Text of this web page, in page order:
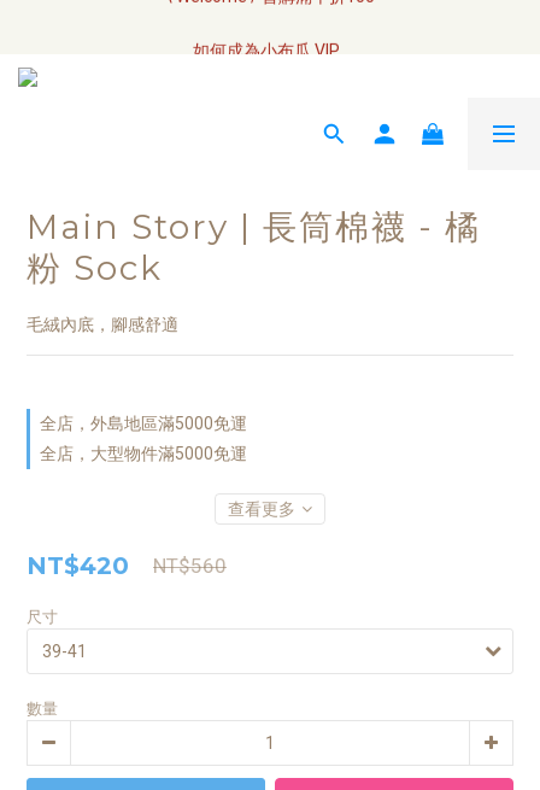
如何成為小布瓜 VIP
Main Story | 長筒棉襪 - 橘
粉 Sock
毛絨內底，腳感舒適
全店，外島地區滿5000免運
全店，大型物件滿5000免運
查看更多
NT$420 NT$560
尺寸
數量